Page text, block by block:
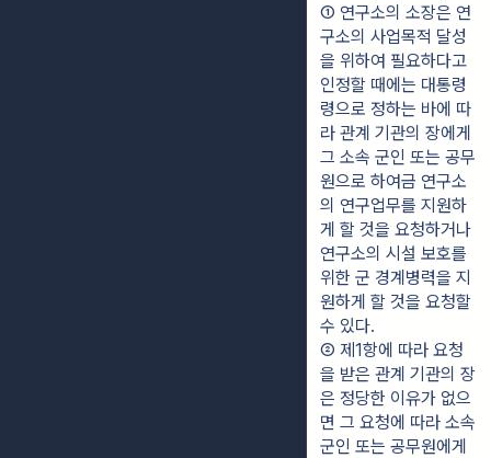
① 연구소의 소장은 연
구소의 사업목적 달성
을 위하여 필요하다고
인정할 때에는 대통령
령으로 정하는 바에 따
라 관계 기관의 장에게
그 소속 군인 또는 공무
원으로 하여금 연구소
의 연구업무를 지원하
게 할 것을 요청하거나
연구소의 시설 보호를
위한 군 경계병력을 지
원하게 할 것을 요청할
수 있다.
② 제1항에 따라 요청
을 받은 관계 기관의 장
은 정당한 이유가 없으
면 그 요청에 따라 소속
군인 또는 공무원에게